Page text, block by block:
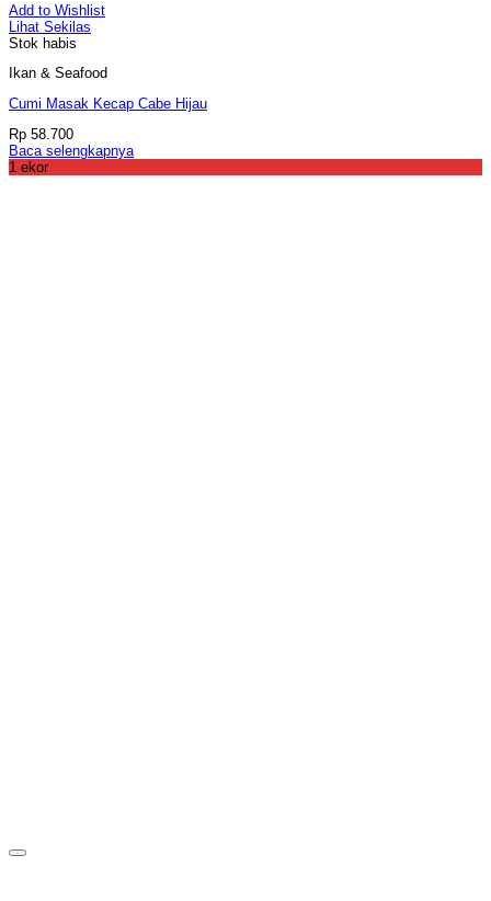
Add to Wishlist
Lihat Sekilas
Stok habis
Ikan & Seafood
Cumi Masak Kecap Cabe Hijau
Rp 58.700
Baca selengkapnya
1 ekor